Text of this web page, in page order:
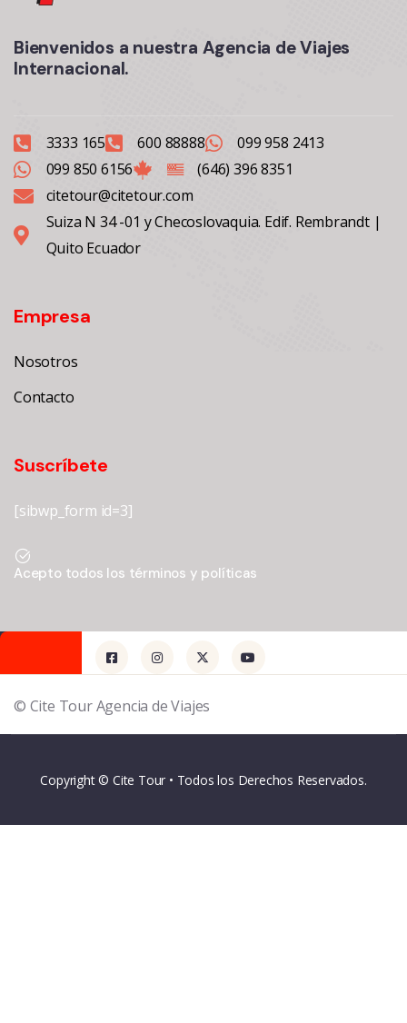
Bienvenidos a nuestra Agencia de Viajes
Internacional.
3333 165 600 88888
099 958 2413
099 850 6156
(646) 396 8351
citetour@citetour.com
Suiza N 34 -01 y Checoslovaquia. Edif. Rembrandt |
Quito Ecuador
Empresa
Nosotros
Contacto
Suscríbete
[sibwp_form id=3]
Acepto todos los términos y políticas
© Cite Tour Agencia de Viajes
Copyright © Cite Tour • Todos los Derechos Reservados.